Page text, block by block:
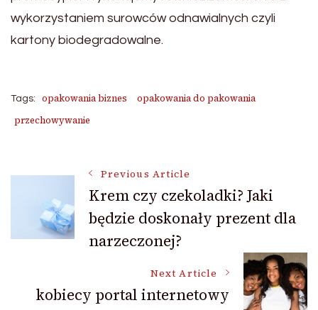
wykorzystaniem surowców odnawialnych czyli
kartony biodegradowalne.
Tags: opakowania biznes
opakowania do pakowania
przechowywanie
Post
Navigation
Previous Article
Krem czy czekoladki? Jaki
będzie doskonały prezent dla
narzeczonej?
Next Article
kobiecy portal internetowy